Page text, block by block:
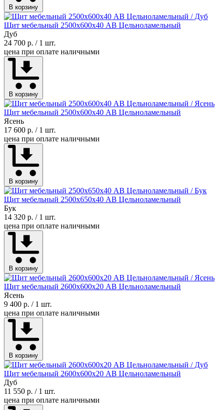
В корзину
Щит мебельный 2500х600х40 АВ Цельноламельный
Дуб
24 700 р. / 1 шт.
цена при оплате наличными
В корзину
Щит мебельный 2500х600х40 АВ Цельноламельный
Ясень
17 600 р. / 1 шт.
цена при оплате наличными
В корзину
Щит мебельный 2500х650х40 АВ Цельноламельный
Бук
14 320 р. / 1 шт.
цена при оплате наличными
В корзину
Щит мебельный 2600х600х20 АВ Цельноламельный
Ясень
9 400 р. / 1 шт.
цена при оплате наличными
В корзину
Щит мебельный 2600х600х20 АВ Цельноламельный
Дуб
11 550 р. / 1 шт.
цена при оплате наличными